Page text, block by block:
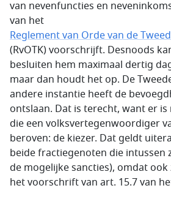
van nevenfuncties en
van het
Reglement van Orde van de
(RvOTK) voorschrijft. Desnoods
besluiten hem maximaal dertig
maar dan houdt het op. De
andere instantie heeft de
ontslaan. Dat is terecht, want er
die een volksvertegenwoordiger
beroven: de kiezer. Dat geldt
beide fractiegenoten die intussen
de mogelijke sancties), omdat
het voorschrift van art. 15.7 van